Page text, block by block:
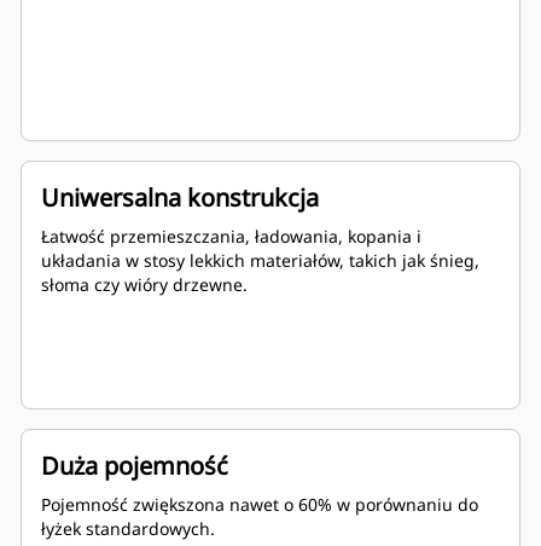
Uniwersalna konstrukcja
Łatwość przemieszczania, ładowania, kopania i
układania w stosy lekkich materiałów, takich jak śnieg,
słoma czy wióry drzewne.
Duża pojemność
Pojemność zwiększona nawet o 60% w porównaniu do
łyżek standardowych.